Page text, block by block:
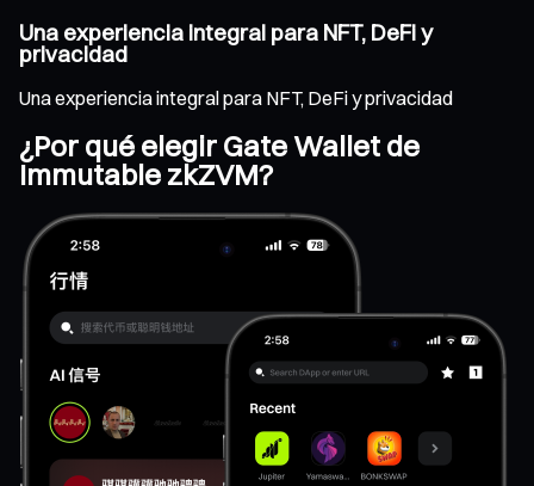
Una experiencia integral para NFT, DeFi y
privacidad
Una experiencia integral para NFT, DeFi y privacidad
¿Por qué elegir Gate Wallet de
Immutable zkZVM?